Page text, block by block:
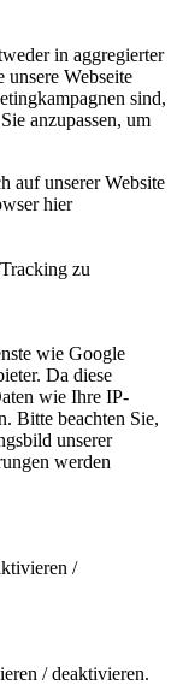
in aggregierter
Webseite
sind,
anzupassen, um
auf unserer Website
hier
zu
wie Google
Da diese
wie Ihre IP-
Bitte beachten Sie,
unserer
werden
/
/ deaktivieren.